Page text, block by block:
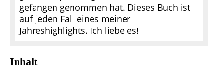
gefangen genommen hat. Dieses Buch ist
auf jeden Fall eines meiner
Jahreshighlights. Ich liebe es!
Inhalt